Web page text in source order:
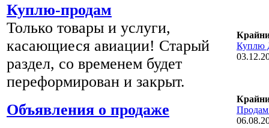
Куплю-продам
Только товары и услуги,
касающиеся авиации! Старый
раздел, со временем будет
переформирован и закрыт.
Куплю
Объявления о продаже